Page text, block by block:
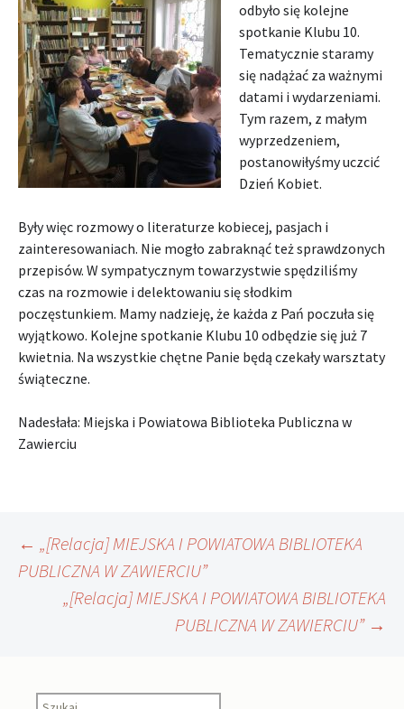
odbyło się kolejne
spotkanie Klubu 10.
Tematycznie staramy
się nadążać za ważnymi
datami i wydarzeniami.
Tym razem, z małym
wyprzedzeniem,
postanowiłyśmy uczcić
Dzień Kobiet.
Były więc rozmowy o literaturze kobiecej, pasjach i
zainteresowaniach. Nie mogło zabraknąć też sprawdzonych
przepisów. W sympatycznym towarzystwie spędziliśmy
czas na rozmowie i delektowaniu się słodkim
poczęstunkiem. Mamy nadzieję, że każda z Pań poczuła się
wyjątkowo. Kolejne spotkanie Klubu 10 odbędzie się już 7
kwietnia. Na wszystkie chętne Panie będą czekały warsztaty
świąteczne.
Nadesłała: Miejska i Powiatowa Biblioteka Publiczna w
Zawierciu
Nawigacja
wpisu
← „[Relacja] MIEJSKA I POWIATOWA BIBLIOTEKA
PUBLICZNA W ZAWIERCIU”
„[Relacja] MIEJSKA I POWIATOWA BIBLIOTEKA
PUBLICZNA W ZAWIERCIU” →
Szukaj: